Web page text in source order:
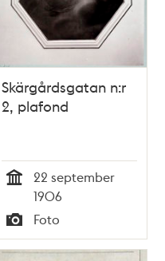
Skärgårdsgatan n:r
2, plafond
22 september
1906
Typ
Foto